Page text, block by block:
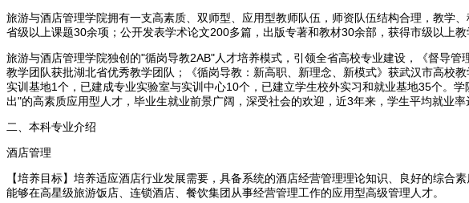
旅游与酒店管理学院拥有一支高素质、双师型、应用型教师队伍，师资队伍结构合理，教学
省级以上课题30余项；公开发表学术论文200多篇，出版专著和教材30余部，获得市级以上教
旅游与酒店管理学院独创的"循岗导教2AB"人才培养模式，引领全省高校专业建设，《督导
教学团队获批湖北省优秀教学团队；《循岗导教：新高职、新理念、新模式》获武汉市高校
实训基地1个，已建成专业实验室与实训中心10个，已建立学生校外实习和就业基地35个。
出"的高素质应用型人才，毕业生就业前景广阔，深受社会的欢迎，近3年来，学生平均就业率
二、本科专业介绍
酒店管理
【培养目标】培养适应酒店行业发展需要，具备系统的酒店经营管理理论知识、良好的综
能够在高星级旅游饭店、连锁酒店、餐饮集团从事经营管理工作的应用型高级管理人才。